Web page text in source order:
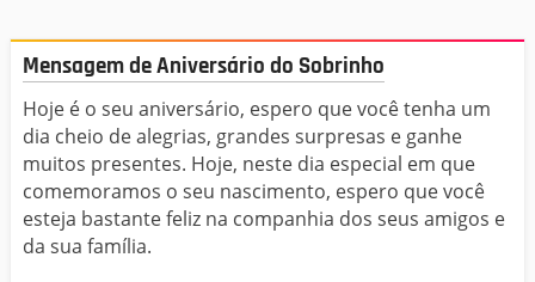
Mensagem de Aniversário do Sobrinho
Hoje é o seu aniversário, espero que você tenha um
dia cheio de alegrias, grandes surpresas e ganhe
muitos presentes. Hoje, neste dia especial em que
comemoramos o seu nascimento, espero que você
esteja bastante feliz na companhia dos seus amigos e
da sua família.